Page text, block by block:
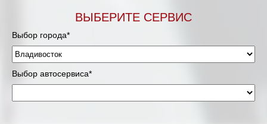
ВЫБЕРИТЕ СЕРВИС
Выбор города*
Выбор автосервиса*